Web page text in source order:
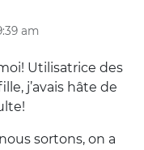
am
Utilisatrice des
j’avais hâte de
sortons, on a